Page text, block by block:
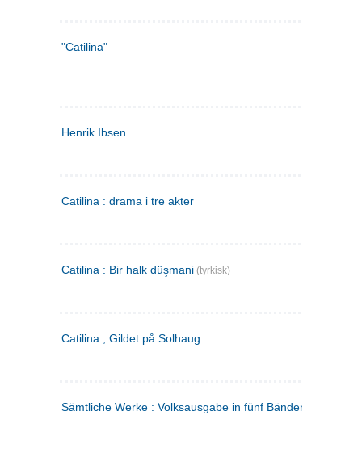
"Catilina"
Henrik Ibsen
Catilina : drama i tre akter
Catilina : Bir halk düşmani (tyrkisk)
Catilina ; Gildet på Solhaug
Sämtliche Werke : Volksausgabe in fünf Bänden